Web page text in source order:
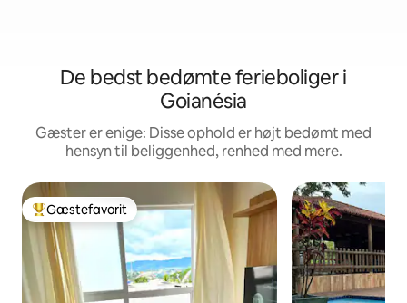
De bedst bedømte ferieboliger i
Goianésia
Gæster er enige: Disse ophold er højt bedømt med
hensyn til beliggenhed, renhed med mere.
Bedste gæstefavorit
Gæstefavorit